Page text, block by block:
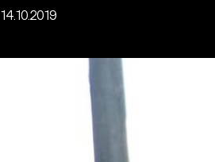
14.10.2019